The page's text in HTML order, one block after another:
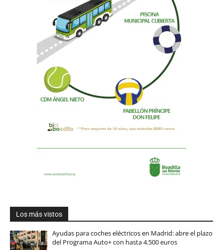
Los más vistos
Ayudas para coches eléctricos en Madrid: abre el plazo
del Programa Auto+ con hasta 4.500 euros